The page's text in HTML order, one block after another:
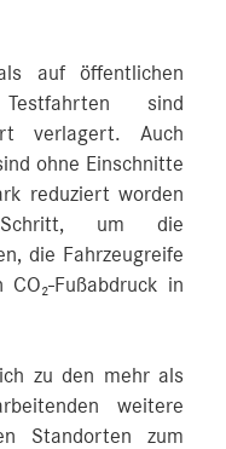
auf öffentlichen
sind
verlagert. Auch
ohne Einschnitte
reduziert worden
um die
die Fahrzeugreife
Fußabdruck in
zu den mehr als
weitere
Standorten zum